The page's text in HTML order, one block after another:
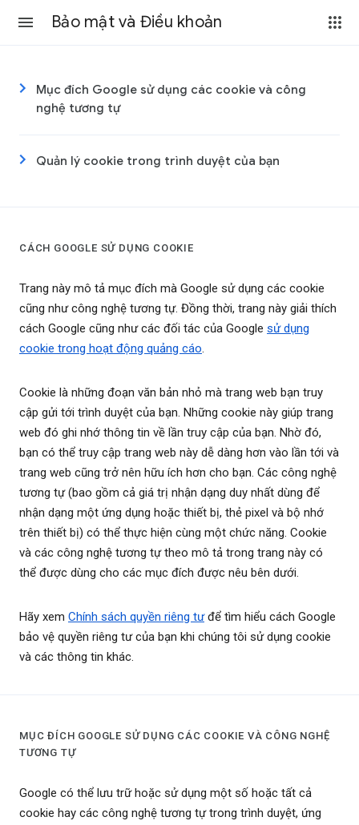
Bảo mật và Điều khoản
Mục đích Google sử dụng các cookie và công
nghệ tương tự
Quản lý cookie trong trình duyệt của bạn
CÁCH GOOGLE SỬ DỤNG COOKIE
Trang này mô tả mục đích mà Google sử dụng các cookie
cũng như công nghệ tương tự. Đồng thời, trang này giải thích
cách Google cũng như các đối tác của Google sử dụng
cookie trong hoạt động quảng cáo.
Cookie là những đoạn văn bản nhỏ mà trang web bạn truy
cập gửi tới trình duyệt của bạn. Những cookie này giúp trang
web đó ghi nhớ thông tin về lần truy cập của bạn. Nhờ đó,
bạn có thể truy cập trang web này dễ dàng hơn vào lần tới và
trang web cũng trở nên hữu ích hơn cho bạn. Các công nghệ
tương tự (bao gồm cả giá trị nhận dạng duy nhất dùng để
nhận dạng một ứng dụng hoặc thiết bị, thẻ pixel và bộ nhớ
trên thiết bị) có thể thực hiện cùng một chức năng. Cookie
và các công nghệ tương tự theo mô tả trong trang này có
thể được dùng cho các mục đích được nêu bên dưới.
Hãy xem Chính sách quyền riêng tưđể tìm hiểu cách Google
bảo vệ quyền riêng tư của bạn khi chúng tôi sử dụng cookie
và các thông tin khác.
MỤC ĐÍCH GOOGLE SỬ DỤNG CÁC COOKIE VÀ CÔNG NGHỆ
TƯƠNG TỰ
Google có thể lưu trữ hoặc sử dụng một số hoặc tất cả
cookie hay các công nghệ tương tự trong trình duyệt, ứng